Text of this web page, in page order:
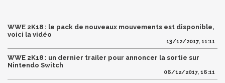
WWE 2K18 : le pack de nouveaux mouvements est disponible,
voici la vidéo
13/12/2017, 11:11
WWE 2K18 : un dernier trailer pour annoncer la sortie sur
Nintendo Switch
06/12/2017, 16:11